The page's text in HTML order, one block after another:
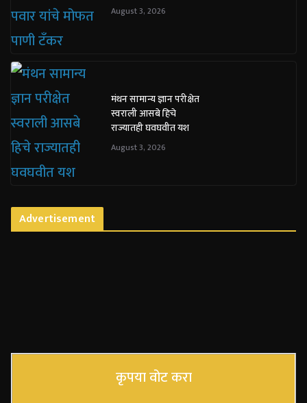
August 3, 2026
मंथन सामान्य ज्ञान परीक्षेत
स्वराली आसबे हिचे
राज्यातही घवघवीत यश
August 3, 2026
Advertisement
कृपया वोट करा